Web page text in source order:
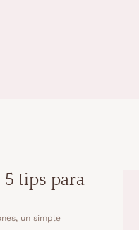
tips para
un simple